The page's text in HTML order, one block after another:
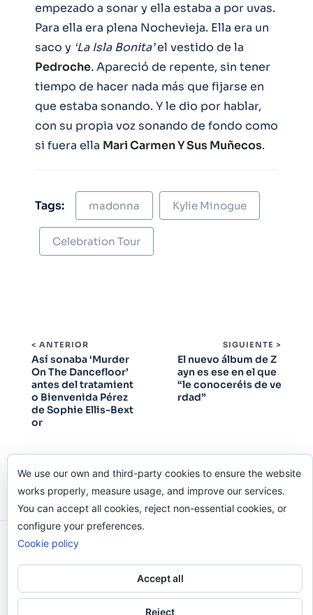
empezado a sonar y ella estaba a por uvas.
Para ella era plena Nochevieja. Ella era un
saco y ‘La Isla Bonita’el vestido de la
Pedroche. Apareció de repente, sin tener
tiempo de hacer nada más que fijarse en
que estaba sonando. Y le dio por hablar,
con su propia voz sonando de fondo como
si fuera ella Mari Carmen Y Sus Muñecos.
Tags: madonna Kylie Minogue
Celebration Tour
< ANTERIOR
Así sonaba ‘Murder
On The Dancefloor’
antes del tratamient
o Bienvenida Pérez
de Sophie Ellis-Bext
or
SIGUIENTE >
El nuevo álbum de Z
ayn es ese en el que
“le conoceréis de ve
rdad”
Odi O'Malley © 2016-2025. Todos Los Derechos
Reservados.
We use our own and third-party cookies to ensure the website
works properly, measure usage, and improve our services.
You can accept all cookies, reject non-essential cookies, or
configure your preferences.
Cookie policy
Accept all
Reject